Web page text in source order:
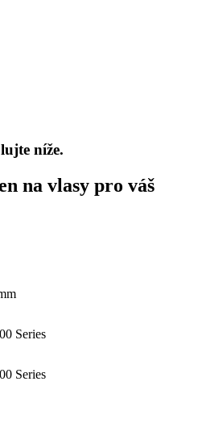
níže.
na vlasy pro váš
Series
Series